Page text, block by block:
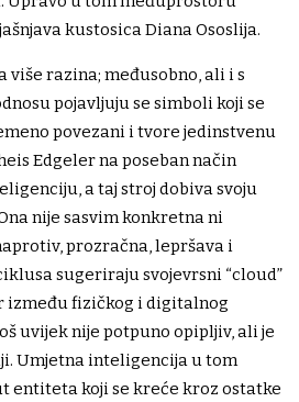
kustosica Diana Ososlija.
više razina; međusobno, ali i s
pojavljuju se simboli koji se
povezani i tvore jedinstvenu
Edgeler na poseban način
a taj stroj dobiva svoju
nije sasvim konkretna ni
prozračna, lepršava i
sugeriraju svojevrsni “cloud”
između fizičkog i digitalnog
uvijek nije potpuno opipljiv, ali je
Umjetna inteligencija u tom
entiteta koji se kreće kroz ostatke